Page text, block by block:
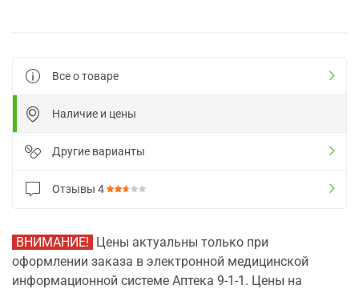
Все о товаре
Наличие и цены
Другие варианты
Отзывы 4
ВНИМАНИЕ! Цены актуальны только при
оформлении заказа в электронной медицинской
информационной системе Аптека 9-1-1. Цены на